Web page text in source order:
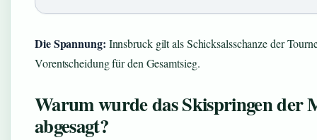
Die Spannung: Innsbruck gilt als Schicksalsschanze der
Vorentscheidung für den Gesamtsieg.
Warum wurde das Skispringen der
abgesagt?